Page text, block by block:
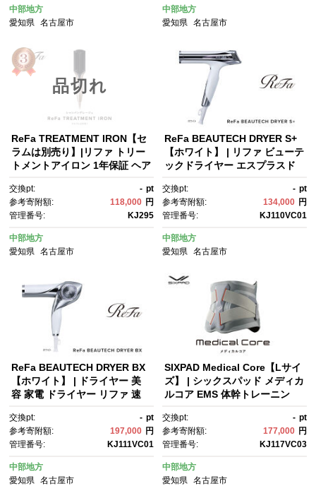
中部地方
愛知県
名古屋市
容 健康家電 送料無料 名古屋市
中部地方
愛知県 名古屋市
品切れ
ReFa TREATMENT IRON【セ
ラムは別売り】|リファ トリー
トメントアイロン 1年保証 ヘア
ント ギフト ヘアケア 傷まな
い 人気 おすすめ 愛知県 名古屋
市
交換pt: - pt
参考寄附額:
118,000 円
管理番号:
KJ295
中部地方
愛知県
名古屋市
ReFa BEAUTECH DRYER S+
【ホワイト】 | リファ ビューテ
ックドライヤー エスプラスド
しゃれ 人気 日用品 美容家電 美
容師 人気 おすすめ ギフト 軽
量 コンパクト 痛まない 折り畳
み 大風量 愛知県 名古屋市
交換pt: - pt
参考寄附額:
134,000 円
管理番号:
KJ110VC01
中部地方
愛知県 名古屋市
ReFa BEAUTECH DRYER BX
【ホワイト】 | ドライヤー 美
容 家電 ドライヤー リファ 速
料無料 名古屋市
交換pt: - pt
参考寄附額:
197,000 円
管理番号:
KJ111VC01
中部地方
愛知県
名古屋市
SIXPAD Medical Core【Lサイ
ズ】 | シックスパッド メディカ
ルコア EMS 体幹トレーニン
気 おすすめ フィットネス 運動
不足解消 筋力アップ トレーニ
ング器具 健康グッズ 美容 健康
家電 送料無料 名古屋市
交換pt: - pt
参考寄附額:
177,000 円
管理番号:
KJ117VC03
中部地方
愛知県 名古屋市